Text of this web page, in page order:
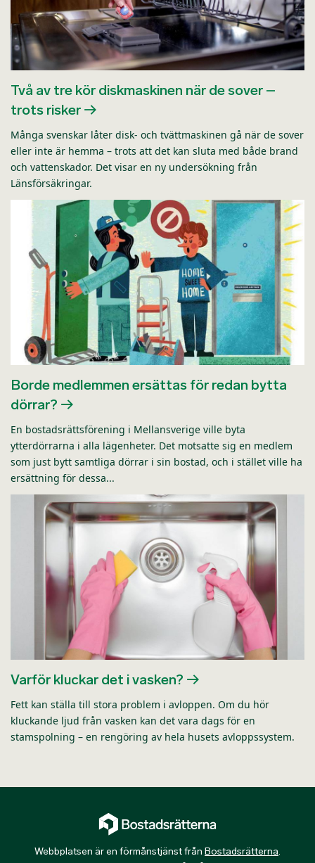
Två av tre kör diskmaskinen när de sover –
trots risker
Många svenskar låter disk- och tvättmaskinen gå när de sover
eller inte är hemma – trots att det kan sluta med både brand
och vattenskador. Det visar en ny undersökning från
Länsförsäkringar.
Borde medlemmen ersättas för redan bytta
dörrar?
En bostadsrättsförening i Mellansverige ville byta
ytterdörrarna i alla lägenheter. Det motsatte sig en medlem
som just bytt samtliga dörrar i sin bostad, och i stället ville ha
ersättning för dessa...
Varför kluckar det i vasken?
Fett kan ställa till stora problem i avloppen. Om du hör
kluckande ljud från vasken kan det vara dags för en
stamspolning – en rengöring av hela husets avloppssystem.
Webbplatsen är en förmånstjänst från Bostadsrätterna.